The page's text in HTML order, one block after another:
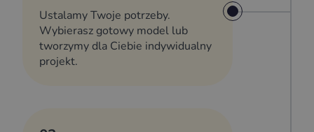
Ustalamy Twoje potrzeby.
Wybierasz gotowy model lub
tworzymy dla Ciebie indywidualny
projekt.